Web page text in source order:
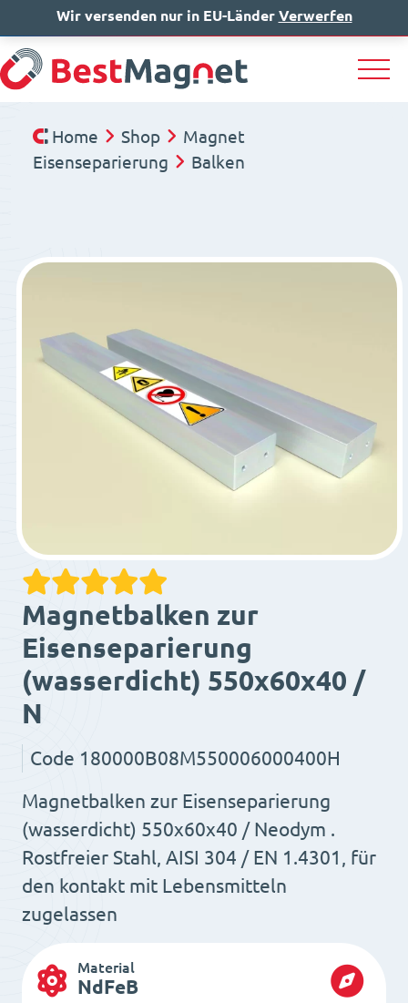
IT EN DE
Home Shop
Magnet
Eisenseparierung
Balken
Magnetbalken zur
Eisenseparierung
(wasserdicht) 550x60x40 /
N
Code 180000B08M550006000400H
Magnetbalken zur Eisenseparierung
(wasserdicht) 550x60x40 / Neodym .
Rostfreier Stahl, AISI 304 / EN 1.4301, für
den kontakt mit Lebensmitteln
zugelassen
Material
NdFeB
Wir versenden nur in EU-Länder Verwerfen